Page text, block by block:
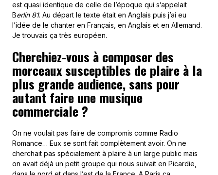
est quasi identique de celle de l’époque qui s’appelait
Berlin 81. Au départ le texte était en Anglais puis j’ai eu
l’idée de le chanter en Français, en Anglais et en Allemand.
Je trouvais ça très européen.
Cherchiez-vous à composer des
morceaux susceptibles de plaire à la
plus grande audience, sans pour
autant faire une musique
commerciale ?
On ne voulait pas faire de compromis comme Radio
Romance… Eux se sont fait complètement avoir. On ne
cherchait pas spécialement à plaire à un large public mais
on avait déjà un petit groupe qui nous suivait en Picardie,